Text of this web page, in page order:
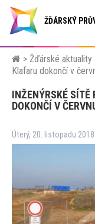
ŽĎÁRSKÝ
> Žďárské aktuality
Klafaru dokončí v
INŽENÝRSKÉ SÍTĚ
DOKONČÍ V
Úterý, 20. listopadu 2018